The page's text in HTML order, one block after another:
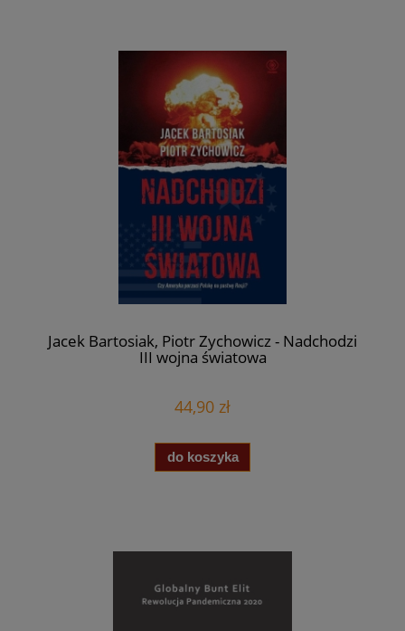
Jacek Bartosiak, Piotr Zychowicz - Nadchodzi
III wojna światowa
44,90 zł
do koszyka